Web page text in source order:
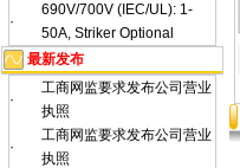
·
690V/700V (IEC/UL): 1-
50A, Striker Optional
最新发布
·
工商网监要求发布公司营业
执照
·
工商网监要求发布公司营业
执照